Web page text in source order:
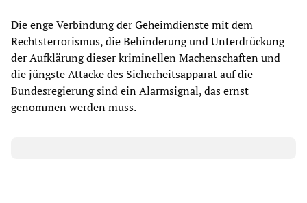
Die enge Verbindung der Geheimdienste mit dem
Rechtsterrorismus, die Behinderung und Unterdrückung
der Aufklärung dieser kriminellen Machenschaften und
die jüngste Attacke des Sicherheitsapparat auf die
Bundesregierung sind ein Alarmsignal, das ernst
genommen werden muss.